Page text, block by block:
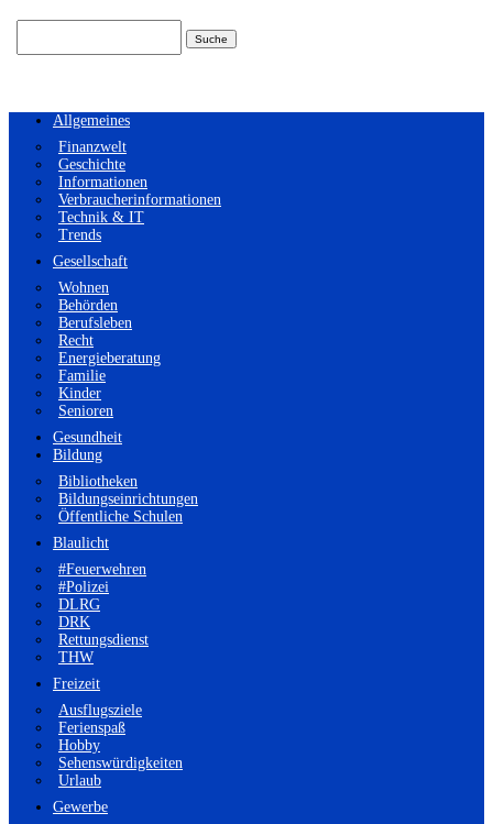
Allgemeines
Finanzwelt
Geschichte
Informationen
Verbraucherinformationen
Technik & IT
Trends
Gesellschaft
Wohnen
Behörden
Berufsleben
Recht
Energieberatung
Familie
Kinder
Senioren
Gesundheit
Bildung
Bibliotheken
Bildungseinrichtungen
Öffentliche Schulen
Blaulicht
#Feuerwehren
#Polizei
DLRG
DRK
Rettungsdienst
THW
Freizeit
Ausflugsziele
Ferienspaß
Hobby
Sehenswürdigkeiten
Urlaub
Gewerbe